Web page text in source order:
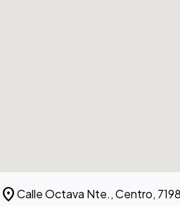
location_onCalle Octava Nte., Centro,